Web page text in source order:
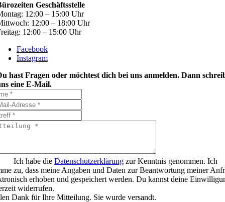
Geschäftsstelle
12:00 – 15:00 Uhr
12:00 – 18:00 Uhr
12:00 – 15:00 Uhr
Facebook
Instagram
hast Fragen oder möchtest dich bei uns anmelden. Dann
eine E-Mail.
Ich habe die Datenschutzerklärungzur Kenntnis genommen. Ich
zu, dass meine Angaben und Daten zur Beantwortung meiner
erhoben und gespeichert werden. Du kannst deine
widerrufen.
Dank für Ihre Mitteilung. Sie wurde versandt.